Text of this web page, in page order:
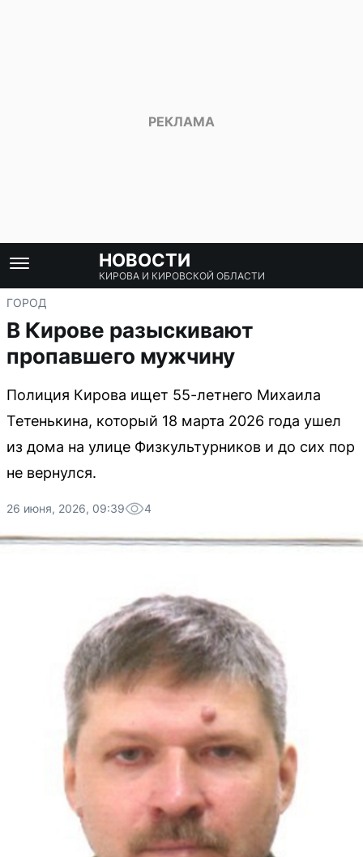
НОВОСТИ
КИРОВА И КИРОВСКОЙ ОБЛАСТИ
ГОРОД
В Кирове разыскивают
пропавшего мужчину
Полиция Кирова ищет 55-летнего Михаила
Тетенькина, который 18 марта 2026 года ушел
из дома на улице Физкультурников и до сих пор
не вернулся.
26 июня, 2026, 09:39 4